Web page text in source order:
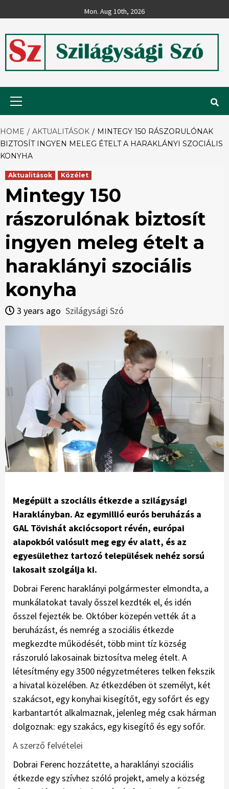
to
Mon. Aug 10th, 2026
Szilágysági
Szó
HOME AKTUALITÁSOK
MINTEGY 150 RÁSZORULÓNAK
BIZTOSÍT INGYEN MELEG ÉTELT A HARAKLÁNYI SZOCIÁLIS
KONYHA
Aktualitások Közélet
Mintegy 150
rászorulónak biztosít
ingyen meleg ételt a
haraklányi szociális
konyha
3 years ago Szilágysági Szó
Megépült a szociális étkezde a szilágysági
Haraklányban. Az egymillió eurós beruházás a
GAL Tövishát akciócsoport révén, európai
alapokból valósult meg egy év alatt, és az
egyesülethez tartozó települések nehéz sorsú
lakosait szolgálja ki.
Dobrai Ferenc haraklányi polgármester elmondta, a
munkálatokat tavaly ősszel kezdték el, és idén
ősszel fejezték be. Október közepén vették át a
beruházást, és nemrég a szociális étkezde
megkezdte működését, több mint tíz község
rászoruló lakosainak biztosítva meleg ételt. A
létesítmény egy 3500 négyzetméteres telken fekszik
a hivatal közelében. Az étkezdében öt személyt, két
szakácsot, egy konyhai kisegítőt, egy sofőrt és egy
karbantartót alkalmaznak, jelenleg még csak hárman
dolgoznak: egy szakács, egy kisegítő és egy sofőr.
A szerző felvételei
Dobrai Ferenc hozzátette, a haraklányi szociális
étkezde egy szívhez szóló projekt, amely a község